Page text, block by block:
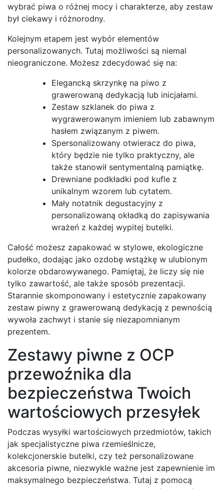
wybrać piwa o różnej mocy i charakterze, aby zestaw
był ciekawy i różnorodny.
Kolejnym etapem jest wybór elementów
personalizowanych. Tutaj możliwości są niemal
nieograniczone. Możesz zdecydować się na:
Elegancką skrzynkę na piwo z
grawerowaną dedykacją lub inicjałami.
Zestaw szklanek do piwa z
wygrawerowanym imieniem lub zabawnym
hasłem związanym z piwem.
Spersonalizowany otwieracz do piwa,
który będzie nie tylko praktyczny, ale
także stanowił sentymentalną pamiątkę.
Drewniane podkładki pod kufle z
unikalnym wzorem lub cytatem.
Mały notatnik degustacyjny z
personalizowaną okładką do zapisywania
wrażeń z każdej wypitej butelki.
Całość możesz zapakować w stylowe, ekologiczne
pudełko, dodając jako ozdobę wstążkę w ulubionym
kolorze obdarowywanego. Pamiętaj, że liczy się nie
tylko zawartość, ale także sposób prezentacji.
Starannie skomponowany i estetycznie zapakowany
zestaw piwny z grawerowaną dedykacją z pewnością
wywoła zachwyt i stanie się niezapomnianym
prezentem.
Zestawy piwne z OCP
przewoźnika dla
bezpieczeństwa Twoich
wartościowych przesyłek
Podczas wysyłki wartościowych przedmiotów, takich
jak specjalistyczne piwa rzemieślnicze,
kolekcjonerskie butelki, czy też personalizowane
akcesoria piwne, niezwykle ważne jest zapewnienie im
maksymalnego bezpieczeństwa. Tutaj z pomocą